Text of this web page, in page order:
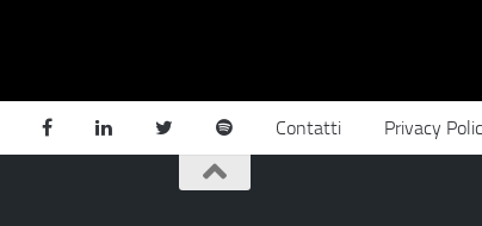
Contatti Privacy